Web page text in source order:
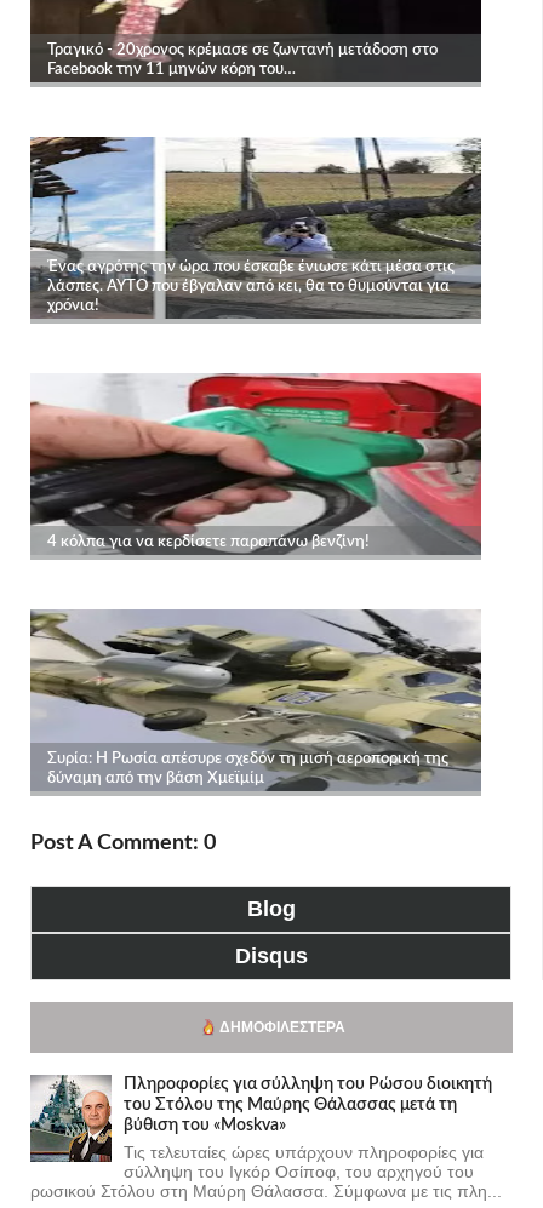
Post A Comment: 0
Blog
Disqus
ΔΗΜΟΦΙΛΈΣΤΕΡΑ
Πληροφορίες για σύλληψη του Ρώσου διοικητή
του Στόλου της Mαύρης Θάλασσας μετά τη
βύθιση του «Moskva»
Τις τελευταίες ώρες υπάρχουν πληροφορίες για
σύλληψη του Ιγκόρ Οσίποφ, του αρχηγού του
ρωσικού Στόλου στη Μαύρη Θάλασσα. Σύμφωνα με τις πλη...